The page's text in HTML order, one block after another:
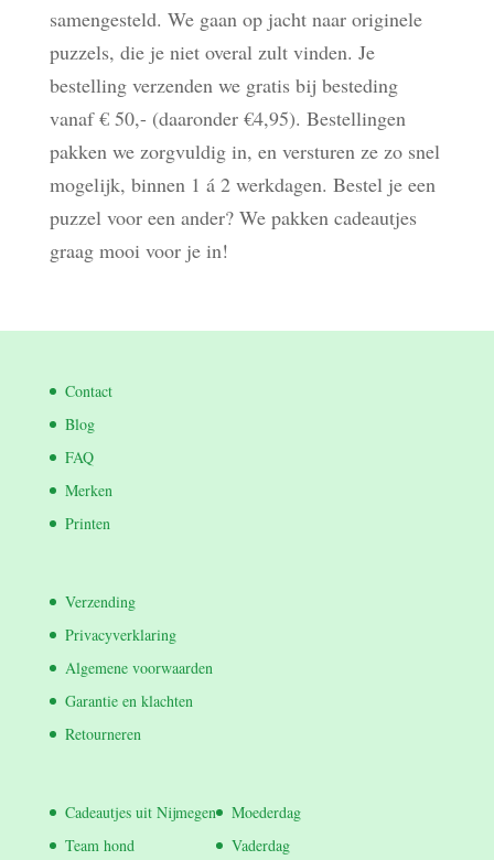
samengesteld. We gaan op jacht naar originele
puzzels, die je niet overal zult vinden. Je
bestelling verzenden we gratis bij besteding
vanaf € 50,- (daaronder €4,95). Bestellingen
pakken we zorgvuldig in, en versturen ze zo snel
mogelijk, binnen 1 á 2 werkdagen. Bestel je een
puzzel voor een ander? We pakken cadeautjes
graag mooi voor je in!
Contact
Blog
FAQ
Merken
Printen
Verzending
Privacyverklaring
Algemene voorwaarden
Garantie en klachten
Retourneren
Cadeautjes uit Nijmegen
Team hond
Moederdag
Vaderdag